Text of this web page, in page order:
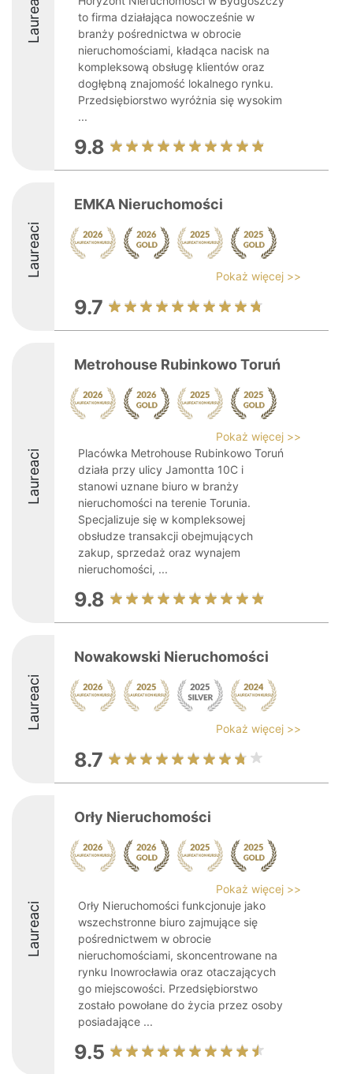
Laureaci
to firma działająca nowocześnie w
branży pośrednictwa w obrocie
nieruchomościami, kładąca nacisk na
kompleksową obsługę klientów oraz
dogłębną znajomość lokalnego rynku.
Przedsiębiorstwo wyróżnia się wysokim
...
9.8
Laureaci
EMKA Nieruchomości
Pokaż więcej >>
9.7
Laureaci
Metrohouse Rubinkowo Toruń
Pokaż więcej >>
Placówka Metrohouse Rubinkowo Toruń
działa przy ulicy Jamontta 10C i
stanowi uznane biuro w branży
nieruchomości na terenie Torunia.
Specjalizuje się w kompleksowej
obsłudze transakcji obejmujących
zakup, sprzedaż oraz wynajem
nieruchomości, ...
9.8
Laureaci
Nowakowski Nieruchomości
Pokaż więcej >>
8.7
Laureaci
Orły Nieruchomości
Pokaż więcej >>
Orły Nieruchomości funkcjonuje jako
wszechstronne biuro zajmujące się
pośrednictwem w obrocie
nieruchomościami, skoncentrowane na
rynku Inowrocławia oraz otaczających
go miejscowości. Przedsiębiorstwo
zostało powołane do życia przez osoby
posiadające ...
9.5